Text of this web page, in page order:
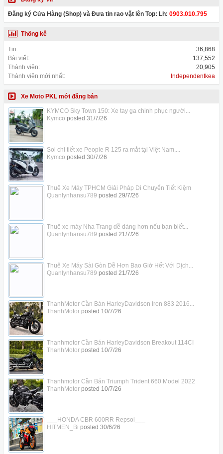
Đăng ký Cửa Hàng (Shop) và Đưa tin rao vặt lên Top: Lh: 0903.010.795
Thống kê
Tin:
36,868
Bài viết:
137,552
Thành viên:
20,905
Thành viên mới nhất:
Independentkea
Xe Moto PKL mới đăng bán
KYMCO Sky Town 150: Xe tay ga chinh phục người...
Kymco posted 31/7/26
Soi chi tiết xe People R 125 ra mắt tại Việt Nam,...
Kymco posted 30/7/26
Thuê Xe Máy TPHCM Giải Pháp Di Chuyển Tiết Kiệm
Quanlynhansu789 posted 29/7/26
Thuê xe máy Nha Trang dễ dàng hơn nếu bạn biết...
Quanlynhansu789 posted 21/7/26
Thuê Xe Máy Sài Gòn Dễ Hơn Bao Giờ Hết Với Dịch...
Quanlynhansu789 posted 21/7/26
ThanhMotor Cần Bán HarleyDavidson Iron 883 2016...
ThanhMotorposted 10/7/26
Thanhmotor Cần Bán HarleyDavidson Breakout 114CI
ThanhMotorposted 10/7/26
Thanhmotor Cần Bán Triumph Trident 660 Model 2022
ThanhMotorposted 10/7/26
___HONDA CBR 600RR Repsol___
HITMEN_Bi posted 30/6/26